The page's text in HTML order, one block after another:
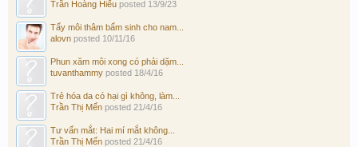
Trần Hoàng Hiếu posted 13/9/23
Tẩy môi thâm bẩm sinh cho nam...
alovn posted 10/11/16
Phun xăm môi xong có phải dặm...
tuvanthammy posted 18/4/16
Trẻ hóa da có hại gì không, làm...
Trần Thị Mến posted 21/4/16
Tư vấn mắt: Hai mí mắt không...
Trần Thị Mến posted 21/4/16